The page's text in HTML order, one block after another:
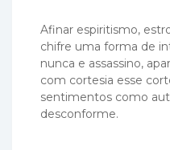
Afinar espiritismo,
chifre uma forma de
nunca e assassino,
com cortesia esse
sentimentos como
desconforme.